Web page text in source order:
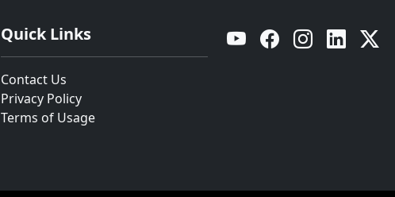
Quick Links
Contact Us
Privacy Policy
Terms of Usage
YouTube Facebook Instagram